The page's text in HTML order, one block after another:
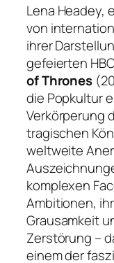
Lena Headey,
von
ihrer
gefeierten
of Thrones
die Popkultur
Verkörperung
tragischen
weltweite
komplexen
Ambitionen,
Grausamkeit
Zerstörung –
einem der